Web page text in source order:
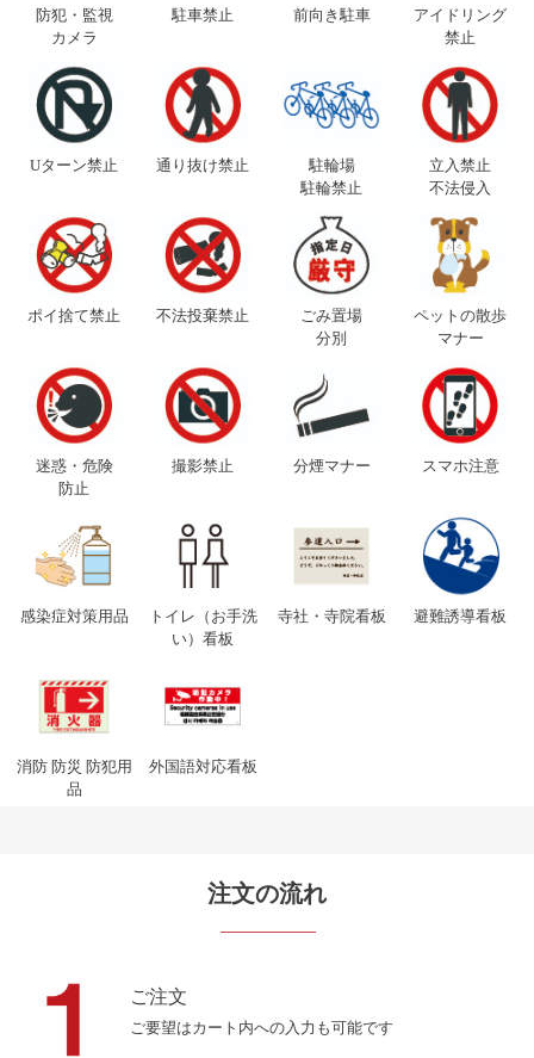
防犯・監視
カメラ
駐車禁止 前向き駐車
アイドリング
禁止
Uターン禁止 通り抜け禁止
駐輪場
駐輪禁止
立入禁止
不法侵入
ポイ捨て禁止 不法投棄禁止
ごみ置場
分別
ペットの散歩
マナー
迷惑・危険
防止
撮影禁止 分煙マナー スマホ注意
感染症対策用品
トイレ（お手洗
い）看板
寺社・寺院看板 避難誘導看板
消防 防災 防犯用
品
外国語対応看板
注文の流れ
ご注文
ご要望はカート内への入力も可能です